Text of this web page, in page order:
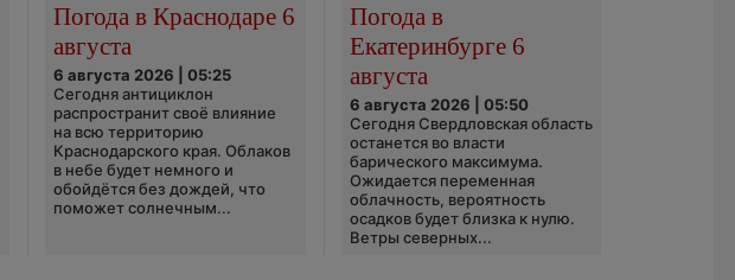
Погода в Краснодаре 6
августа
6 августа 2026 | 05:25
Сегодня антициклон
распространит своё влияние
на всю территорию
Краснодарского края. Облаков
в небе будет немного и
обойдётся без дождей, что
поможет солнечным...
Погода в
Екатеринбурге 6
августа
6 августа 2026 | 05:50
Сегодня Свердловская область
останется во власти
барического максимума.
Ожидается переменная
облачность, вероятность
осадков будет близка к нулю.
Ветры северных...